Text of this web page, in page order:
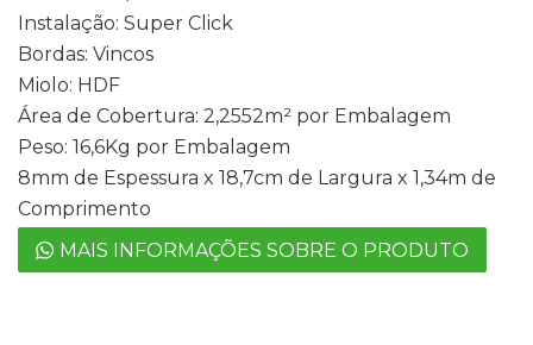
Instalação: Super Click
Bordas: Vincos
Miolo: HDF
Área de Cobertura: 2,2552m² por Embalagem
Peso: 16,6Kg por Embalagem
8mm de Espessura x 18,7cm de Largura x 1,34m de
Comprimento
MAIS INFORMAÇÕES SOBRE O PRODUTO